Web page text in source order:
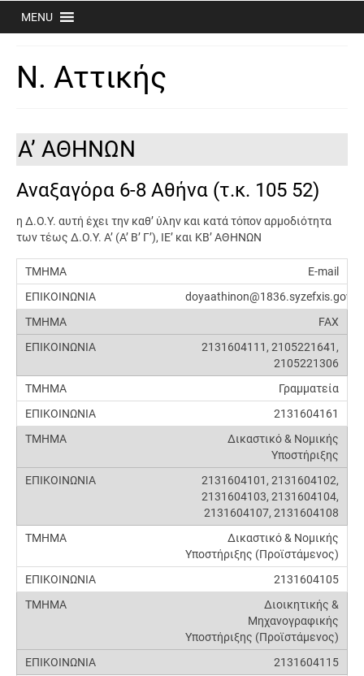
MENU
Ν. Αττικής
Α’ ΑΘΗΝΩΝ
Αναξαγόρα 6-8 Αθήνα (τ.κ. 105 52)
η Δ.Ο.Υ. αυτή έχει την καθ’ ύλην και κατά τόπον αρμοδιότητα
των τέως Δ.Ο.Υ. Α’ (Α’ Β’ Γ’), ΙΕ’ και ΚΒ’ ΑΘΗΝΩΝ
E-mail
doyaathinon@1836.syzefxis.gov.gr
FAX
2131604111, 2105221641,
2105221306
Γραμματεία
2131604161
Δικαστικό & Νομικής
Υποστήριξης
2131604101, 2131604102,
2131604103, 2131604104,
2131604107, 2131604108
Δικαστικό & Νομικής
Υποστήριξης (Προϊστάμενος)
2131604105
Διοικητικής &
Μηχανογραφικής
Υποστήριξης (Προϊστάμενος)
2131604115